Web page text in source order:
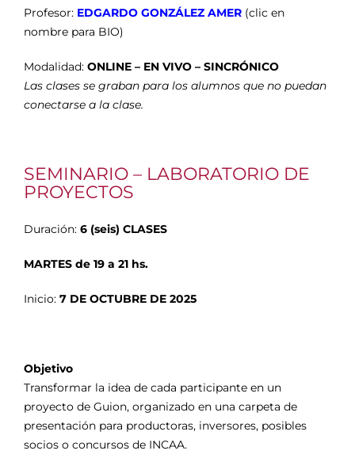
Profesor: EDGARDO GONZÁLEZ AMER (clic en
nombre para BIO)
Modalidad: ONLINE – EN VIVO – SINCRÓNICO
Las clases se graban para los alumnos que no puedan
conectarse a la clase.
SEMINARIO – LABORATORIO DE
PROYECTOS
Duración: 6 (seis) CLASES
MARTES de 19 a 21 hs.
Inicio: 7 DE OCTUBRE DE 2025
Objetivo
Transformar la idea de cada participante en un
proyecto de Guion, organizado en una carpeta de
presentación para productoras, inversores, posibles
socios o concursos de INCAA.